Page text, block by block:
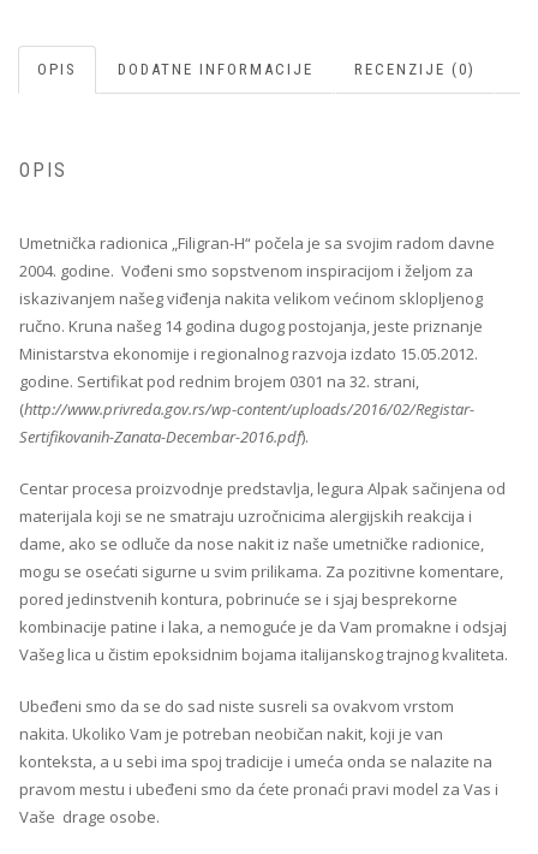
OPIS DODATNE INFORMACIJE RECENZIJE (0)
OPIS
Umetnička radionica „Filigran-H“ počela je sa svojim radom davne
2004. godine. Vođeni smo sopstvenom inspiracijom i željom za
iskazivanjem našeg viđenja nakita velikom većinom sklopljenog
ručno. Kruna našeg 14 godina dugog postojanja, jeste priznanje
Ministarstva ekonomije i regionalnog razvoja izdato 15.05.2012.
godine. Sertifikat pod rednim brojem 0301 na 32. strani,
(http://www.privreda.gov.rs/wp-content/uploads/2016/02/Registar-
Sertifikovanih-Zanata-Decembar-2016.pdf).
Centar procesa proizvodnje predstavlja, legura Alpak sačinjena od
materijala koji se ne smatraju uzročnicima alergijskih reakcija i
dame, ako se odluče da nose nakit iz naše umetničke radionice,
mogu se osećati sigurne u svim prilikama. Za pozitivne komentare,
pored jedinstvenih kontura, pobrinuće se i sjaj besprekorne
kombinacije patine i laka, a nemoguće je da Vam promakne i odsjaj
Vašeg lica u čistim epoksidnim bojama italijanskog trajnog kvaliteta.
Ubeđeni smo da se do sad niste susreli sa ovakvom vrstom
nakita. Ukoliko Vam je potreban neobičan nakit, koji je van
konteksta, a u sebi ima spoj tradicije i umeća onda se nalazite na
pravom mestu i ubeđeni smo da ćete pronaći pravi model za Vas i
Vaše drage osobe.